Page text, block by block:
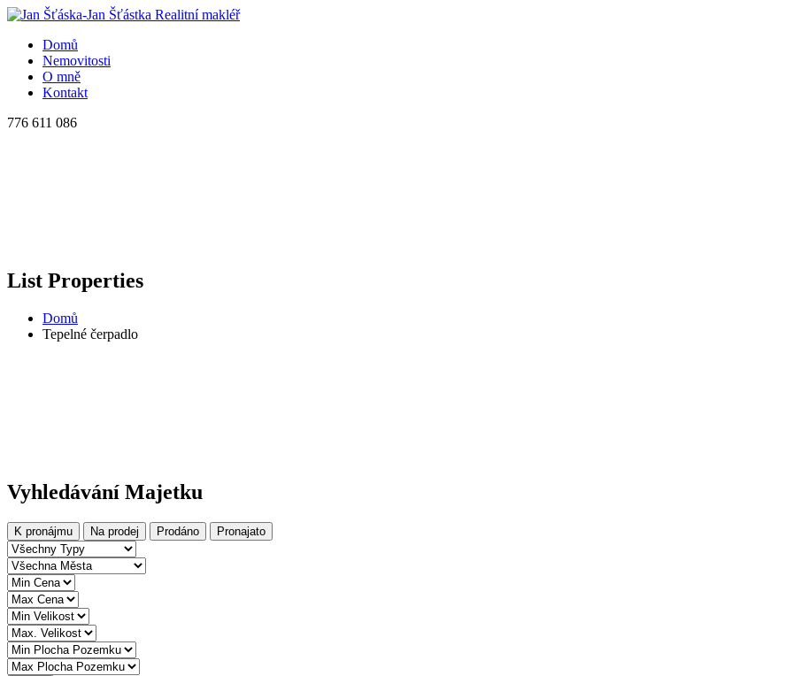
Domů
Nemovitosti
O mně
Kontakt
776 611 086
List Properties
Domů
Tepelné čerpadlo
Vyhledávání Majetku
K pronájmu Na prodej Prodáno Pronajato